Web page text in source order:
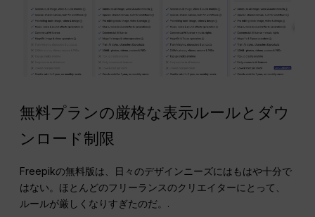
無料プランの厳格な表示ルールとダウ
ンロード制限
Freepikの無料版は、日々のデザインニーズにはもはや十分で
はない。ほとんどのフリーランスのクリエイターにとって、
ルールが厳しくなりすぎたのだ。.